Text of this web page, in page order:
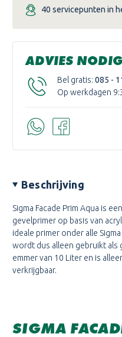
40 servicepunten in
ADVIES
Bel gratis: 085 -
Op werkdagen
Beschrijving
Sigma Facade Prim Aqua is
gevelprimer op basis van
ideale primer onder alle
wordt dus alleen gebruikt als
emmer van 10 Liter en is
verkrijgbaar.
SIGMA